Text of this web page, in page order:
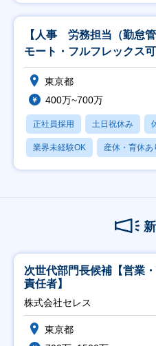
【人事 労務担当（勤怠
モート・フルフレックス
東京都
400万~700万
正社員採用 土日祝休み
業界未経験OK 産休・育休あ
次世代部門長候補【営業
責任者】
株式会社セレス
東京都